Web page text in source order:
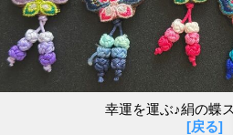
幸運を運ぶ♪絹の蝶
[戻る]